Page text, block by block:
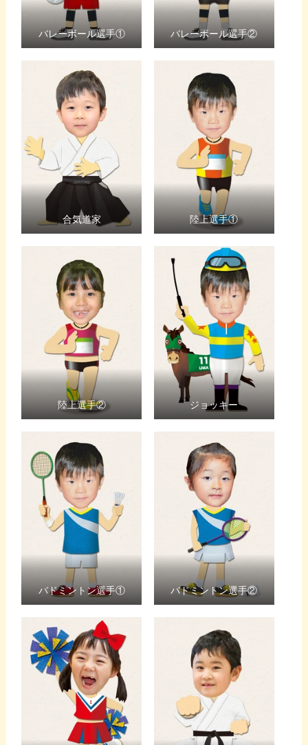
バレーボール選手① バレーボール選手②
合気道家 陸上選手①
陸上選手② ジョッキー
バドミントン選手① バドミントン選手②